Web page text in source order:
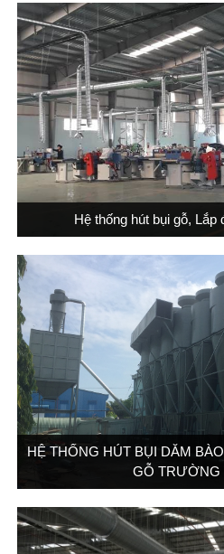
Hệ thống hút bụi gỗ, Lắp
HỆ THỐNG HÚT BỤI DĂM
GỖ TRƯỜNG